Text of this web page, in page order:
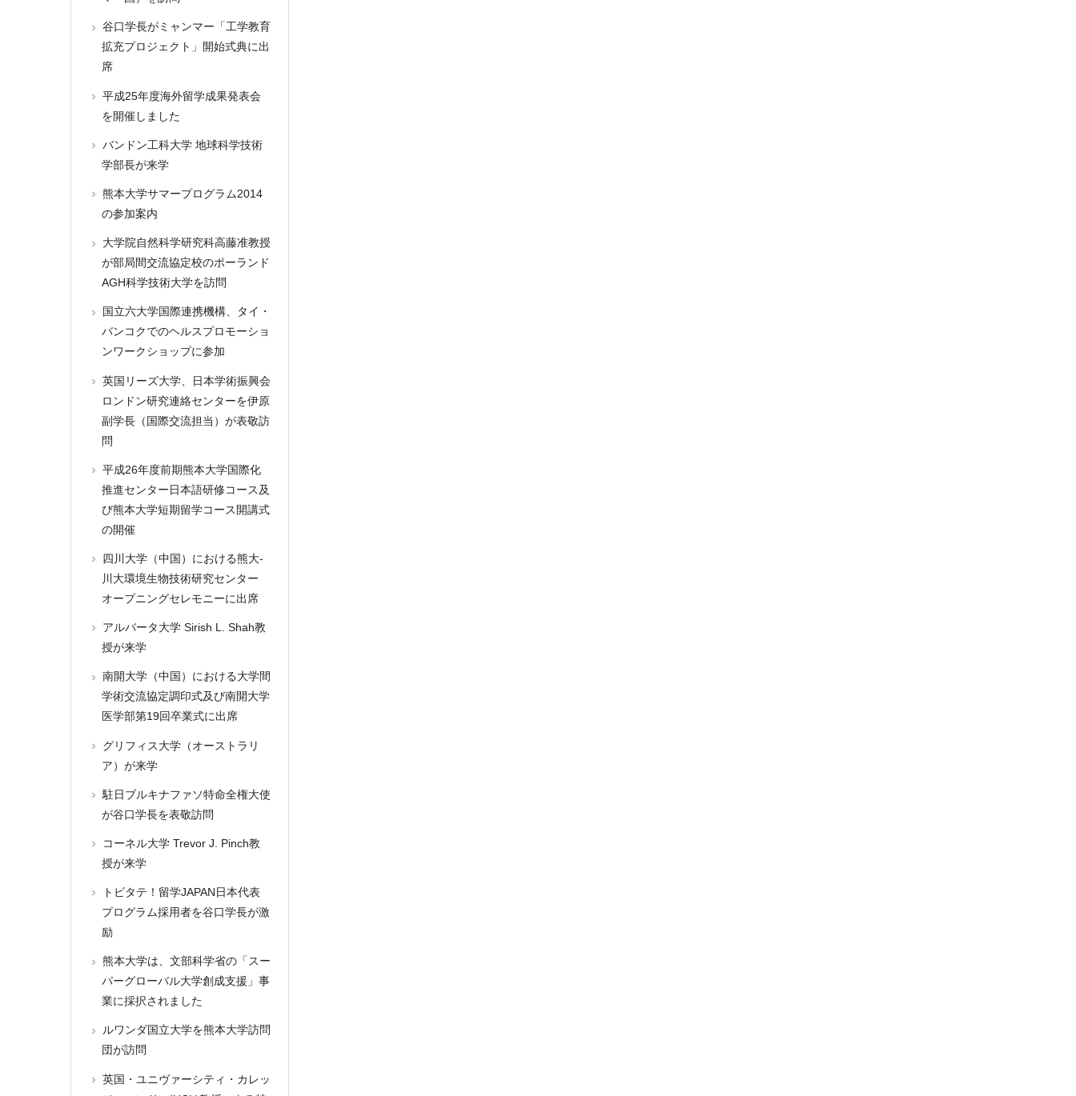
谷口学長がミャンマー「工学教育
拡充プロジェクト」開始式典に出
席
平成25年度海外留学成果発表会
を開催しました
バンドン工科大学 地球科学技術
学部長が来学
熊本大学サマープログラム2014
の参加案内
大学院自然科学研究科高藤准教授
が部局間交流協定校のポーランド
AGH科学技術大学を訪問
国立六大学国際連携機構、タイ・
バンコクでのヘルスプロモーショ
ンワークショップに参加
英国リーズ大学、日本学術振興会
ロンドン研究連絡センターを伊原
副学長（国際交流担当）が表敬訪
問
平成26年度前期熊本大学国際化
推進センター日本語研修コース及
び熊本大学短期留学コース開講式
の開催
四川大学（中国）における熊大-
川大環境生物技術研究センター
オープニングセレモニーに出席
アルバータ大学 Sirish L. Shah教
授が来学
南開大学（中国）における大学間
学術交流協定調印式及び南開大学
医学部第19回卒業式に出席
グリフィス大学（オーストラリ
ア）が来学
駐日ブルキナファソ特命全権大使
が谷口学長を表敬訪問
コーネル大学 Trevor J. Pinch教
授が来学
トビタテ！留学JAPAN日本代表
プログラム採用者を谷口学長が激
励
熊本大学は、文部科学省の「スー
パーグローバル大学創成支援」事
業に採択されました
ルワンダ国立大学を熊本大学訪問
団が訪問
英国・ユニヴァーシティ・カレッ